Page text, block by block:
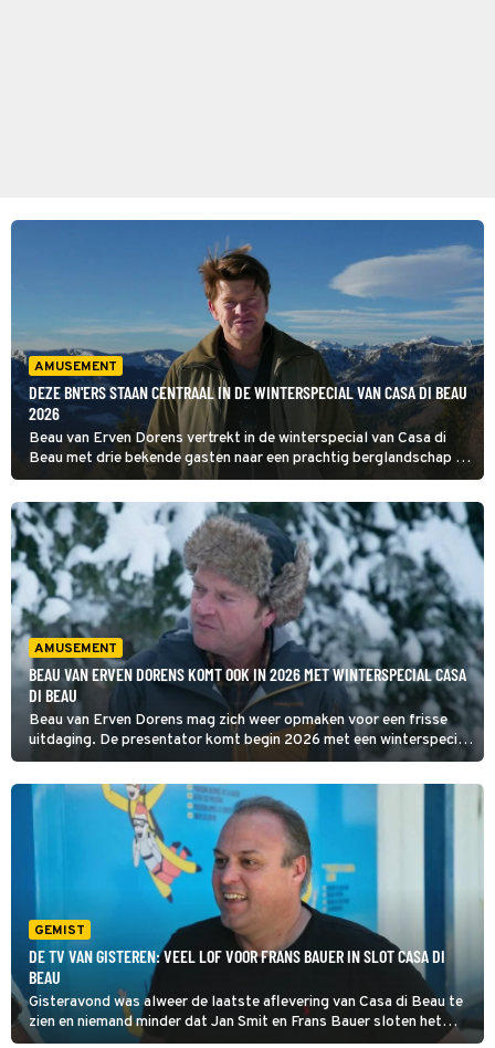
AMUSEMENT
DEZE BN'ERS STAAN CENTRAAL IN DE WINTERSPECIAL VAN CASA DI BEAU
2026
Beau van Erven Dorens vertrekt in de winterspecial van Casa di
Beau met drie bekende gasten naar een prachtig berglandschap in
Oostenrijk. Wij mogen vandaag onthullen wie die BN'ers zijn.
AMUSEMENT
BEAU VAN ERVEN DORENS KOMT OOK IN 2026 MET WINTERSPECIAL CASA
DI BEAU
Beau van Erven Dorens mag zich weer opmaken voor een frisse
uitdaging. De presentator komt begin 2026 met een winterspecial
van Casa di Beau.
GEMIST
DE TV VAN GISTEREN: VEEL LOF VOOR FRANS BAUER IN SLOT CASA DI
BEAU
Gisteravond was alweer de laatste aflevering van Casa di Beau te
zien en niemand minder dat Jan Smit en Frans Bauer sloten het
seizoen af. Kijkers waren aangenaam verrast door het duo.